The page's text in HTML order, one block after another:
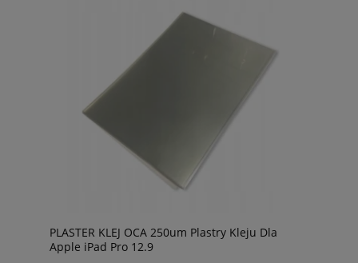
PLASTER KLEJ OCA 250um Plastry Kleju Dla
Apple iPad Pro 12.9